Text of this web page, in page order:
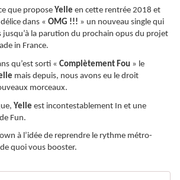
que propose Yelle en cette rentrée 2018 et
dans « OMG !!! » un nouveau single qui
jusqu’à la parution du prochain opus du projet
in France.
qu’est sorti « Complètement Fou » le
mais depuis, nous avons eu le droit
morceaux.
Yelle est incontestablement In et une
Fun.
à l’idée de reprendre le rythme métro-
quoi vous booster.